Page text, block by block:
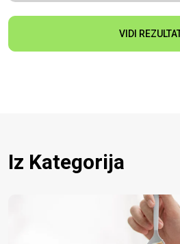
VIDI
Iz Kategorija